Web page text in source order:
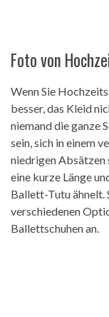
Foto von
Wenn Sie
besser, das Kleid
niemand die ganze
sein, sich in einem
niedrigen Absätzen
eine kurze Länge
Ballett-Tutu ähnelt.
verschiedenen
Ballettschuhen an.